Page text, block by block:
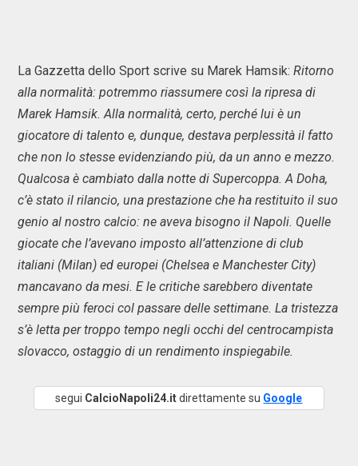
La Gazzetta dello Sport scrive su Marek Hamsik: Ritorno
alla normalità: potremmo riassumere così la ripresa di
Marek Hamsik. Alla normalità, certo, perché lui è un
giocatore di talento e, dunque, destava perplessità il fatto
che non lo stesse evidenziando più, da un anno e mezzo.
Qualcosa è cambiato dalla notte di Supercoppa. A Doha,
c’è stato il rilancio, una prestazione che ha restituito il suo
genio al nostro calcio: ne aveva bisogno il Napoli. Quelle
giocate che l’avevano imposto all’attenzione di club
italiani (Milan) ed europei (Chelsea e Manchester City)
mancavano da mesi. E le critiche sarebbero diventate
sempre più feroci col passare delle settimane. La tristezza
s’è letta per troppo tempo negli occhi del centrocampista
slovacco, ostaggio di un rendimento inspiegabile.
segui CalcioNapoli24.itdirettamente su Google